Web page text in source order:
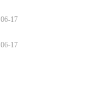
06-17
06-17